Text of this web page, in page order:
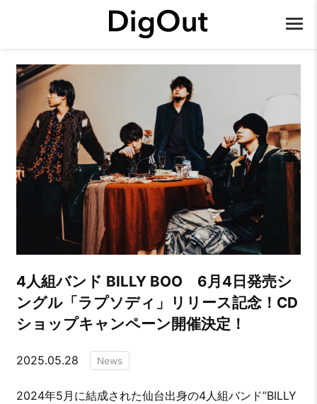
4人組バンド BILLY BOO 6月4日発売シ
ングル「ラプソディ」リリース記念！CD
ショップキャンペーン開催決定！
2025.05.28 News
2024年5月に結成された仙台出身の4人組バンド”BILLY